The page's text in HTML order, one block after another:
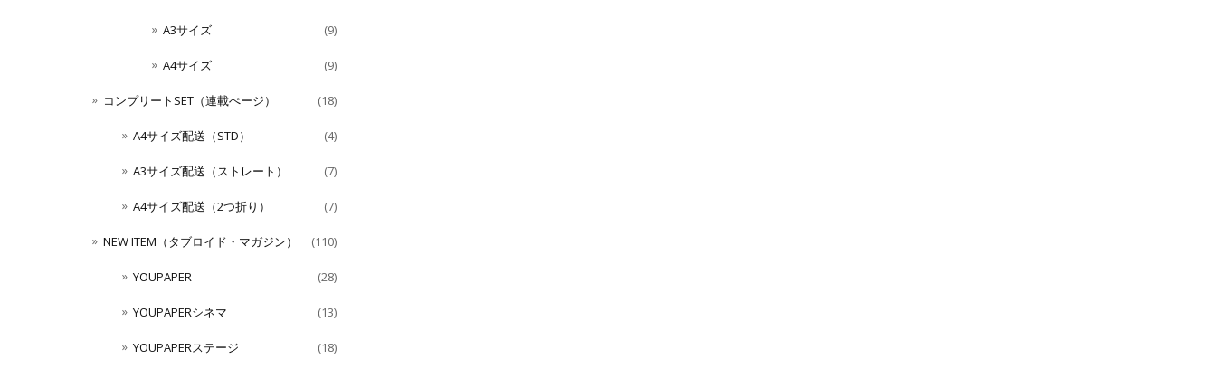
A3サイズ (9)
A4サイズ (9)
コンプリートSET（連載ぺージ） (18)
A4サイズ配送（STD） (4)
A3サイズ配送（ストレート） (7)
A4サイズ配送（2つ折り） (7)
NEW ITEM（タブロイド・マガジン） (110)
YOUPAPER (28)
YOUPAPERシネマ (13)
YOUPAPERステージ (18)